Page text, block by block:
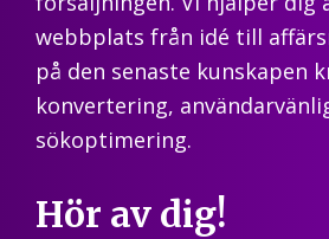
webbplats från idé till
på den senaste kunskapen
konvertering,
sökoptimering.
Hör av dig!